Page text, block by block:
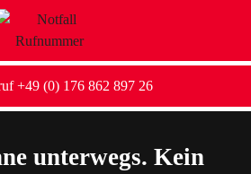
+49 (0) 176 862 897 26
unterwegs. Kein